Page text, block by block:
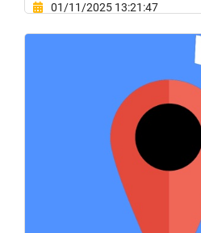
01/11/2025 13:21:47
11 Phan Đình Phùng,Phường